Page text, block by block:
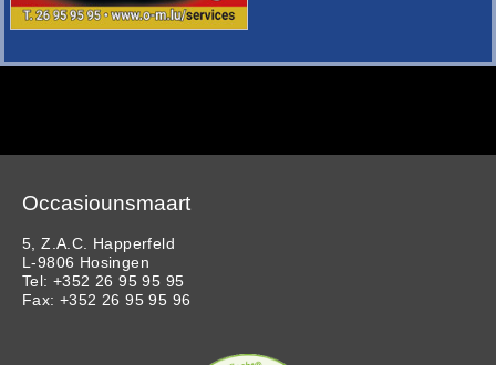
Occasiounsmaart
5, Z.A.C. Happerfeld
L-9806 Hosingen
Tel: +352 26 95 95 95
Fax: +352 26 95 95 96